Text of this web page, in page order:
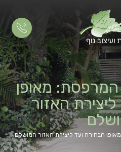
מאופן
האזור
הבחירה ועד ליצירת האזור המושלם